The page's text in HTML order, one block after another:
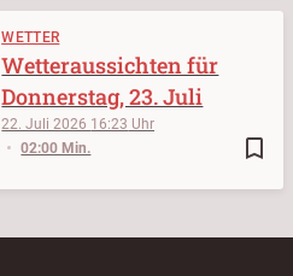
WETTER
bookmark_border
22. Juli 2026 16:23
02:00 Min.
Wetteraussichten für
Donnerstag, 23. Juli